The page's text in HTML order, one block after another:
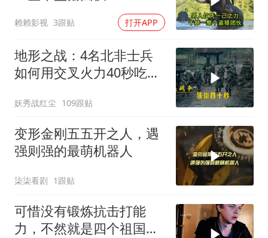
赖赖影视 3跟贴 打开APP
地形之战：4名北非士兵
如何用交叉火力40秒吃掉
妖秀战红尘 109跟贴
变形金刚五五开之人，遇
强则强的最萌机器人
柒柒看剧 1跟贴
可惜没有锻炼抗击打能
力，不然就是四个祖国人